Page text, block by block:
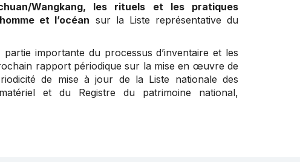
Wangkang, les rituels et les pratiques
et l’océan sur la Liste représentative du
importante du processus d’inventaire et les
rapport périodique sur la mise en œuvre de
de mise à jour de la Liste nationale des
et du Registre du patrimoine national,